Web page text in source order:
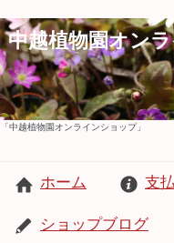
中越植物園オン
「中越植物園オンラインショップ」
ホーム 支
ショップブログ